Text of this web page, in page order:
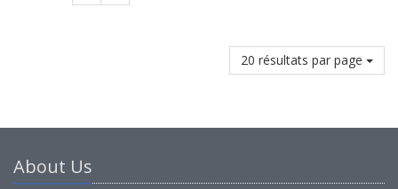
20 résultats par page
About Us